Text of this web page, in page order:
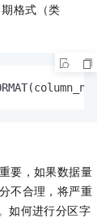
格式（类
要，如果数据量
不合理，将严重
如何进行分区字